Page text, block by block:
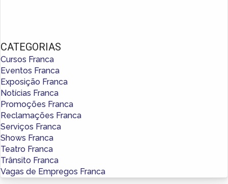
CATEGORIAS
Cursos Franca
Eventos Franca
Exposição Franca
Notícias Franca
Promoções Franca
Reclamações Franca
Serviços Franca
Shows Franca
Teatro Franca
Trânsito Franca
Vagas de Empregos Franca